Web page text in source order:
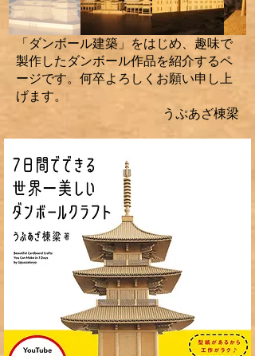
「ダンボール建築」をはじめ、趣味で
製作したダンボール作品を紹介するペ
ージです。何卒よろしくお願い申し上
げます。
うぷあざ棟梁